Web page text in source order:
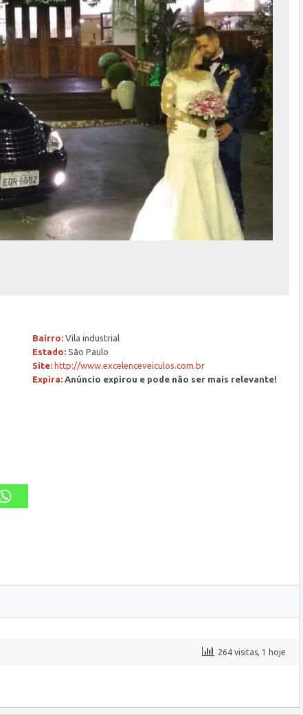
Bairro: Vila industrial
Estado: São Paulo
Site: http://www.excelenceveiculos.com.br
Expira: Anúncio expirou e pode não ser mais relevante!
264 visitas, 1 hoje